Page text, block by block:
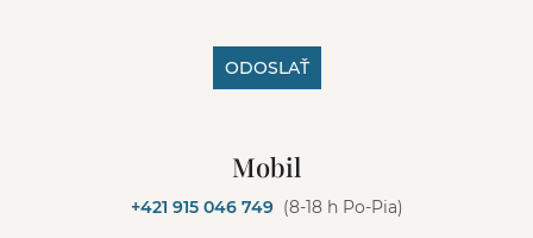
ODOSLAŤ
Mobil
+421 915 046 749 (8-18 h Po-Pia)